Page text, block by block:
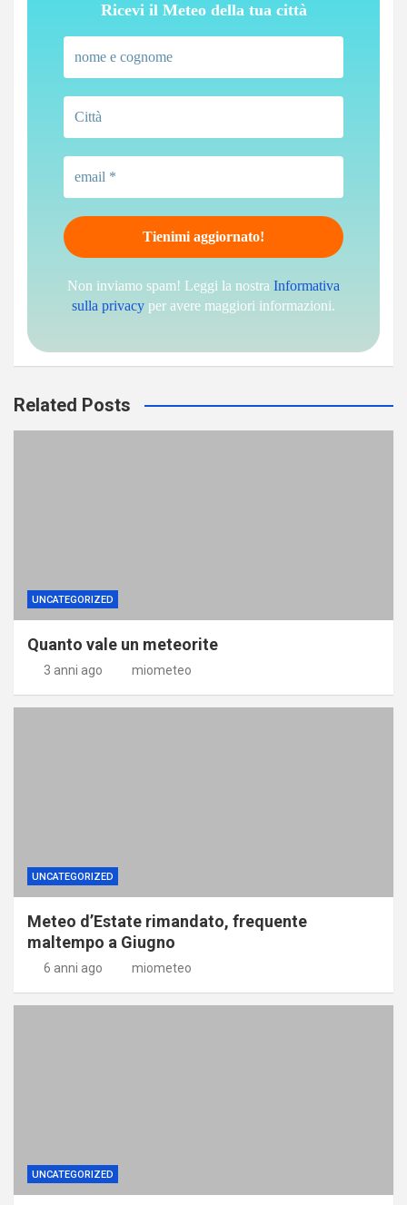
Ricevi il Meteo della tua città
Non inviamo spam! Leggi la nostra Informativa
sulla privacy per avere maggiori informazioni.
Related Posts
UNCATEGORIZED
Quanto vale un meteorite
3 anni ago miometeo
UNCATEGORIZED
Meteo d’Estate rimandato, frequente
maltempo a Giugno
6 anni ago miometeo
UNCATEGORIZED